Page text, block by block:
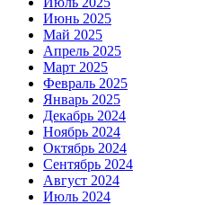
Июнь 2025
Май 2025
Апрель 2025
Март 2025
Февраль 2025
Январь 2025
Декабрь 2024
Ноябрь 2024
Октябрь 2024
Сентябрь 2024
Август 2024
Июль 2024